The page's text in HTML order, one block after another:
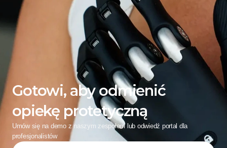
Gotowi, aby odmienić
opiekę protetyczną
Umów się na demo z naszym zespołem lub odwiedź portal dla
profesjonalistów